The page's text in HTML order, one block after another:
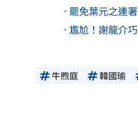
罷免葉元之連
尷尬！謝龍介
牛煦庭 韓國瑜